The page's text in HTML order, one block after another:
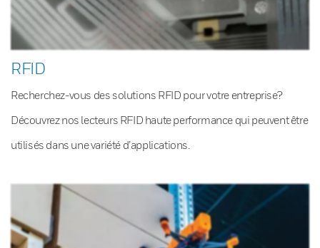
RFID
Recherchez-vous des solutions RFID pour votre entreprise?
Découvrez nos lecteurs RFID haute performance qui peuvent être
utilisés dans une variété d’applications.